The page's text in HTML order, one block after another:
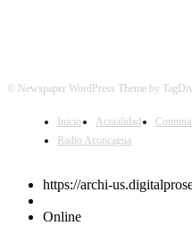
© Newspaper WordPress Theme by
Inicio Actualidad
Radio Aconcagua
https://archi-
Online